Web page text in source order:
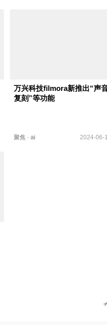
万兴科技filmora新推出“声
复刻”等功能
聚焦 · ai 2024-06-